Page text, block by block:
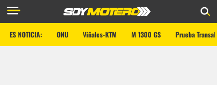
ES NOTICIA: ONU Viñales-KTM M 1300 GS Prueba